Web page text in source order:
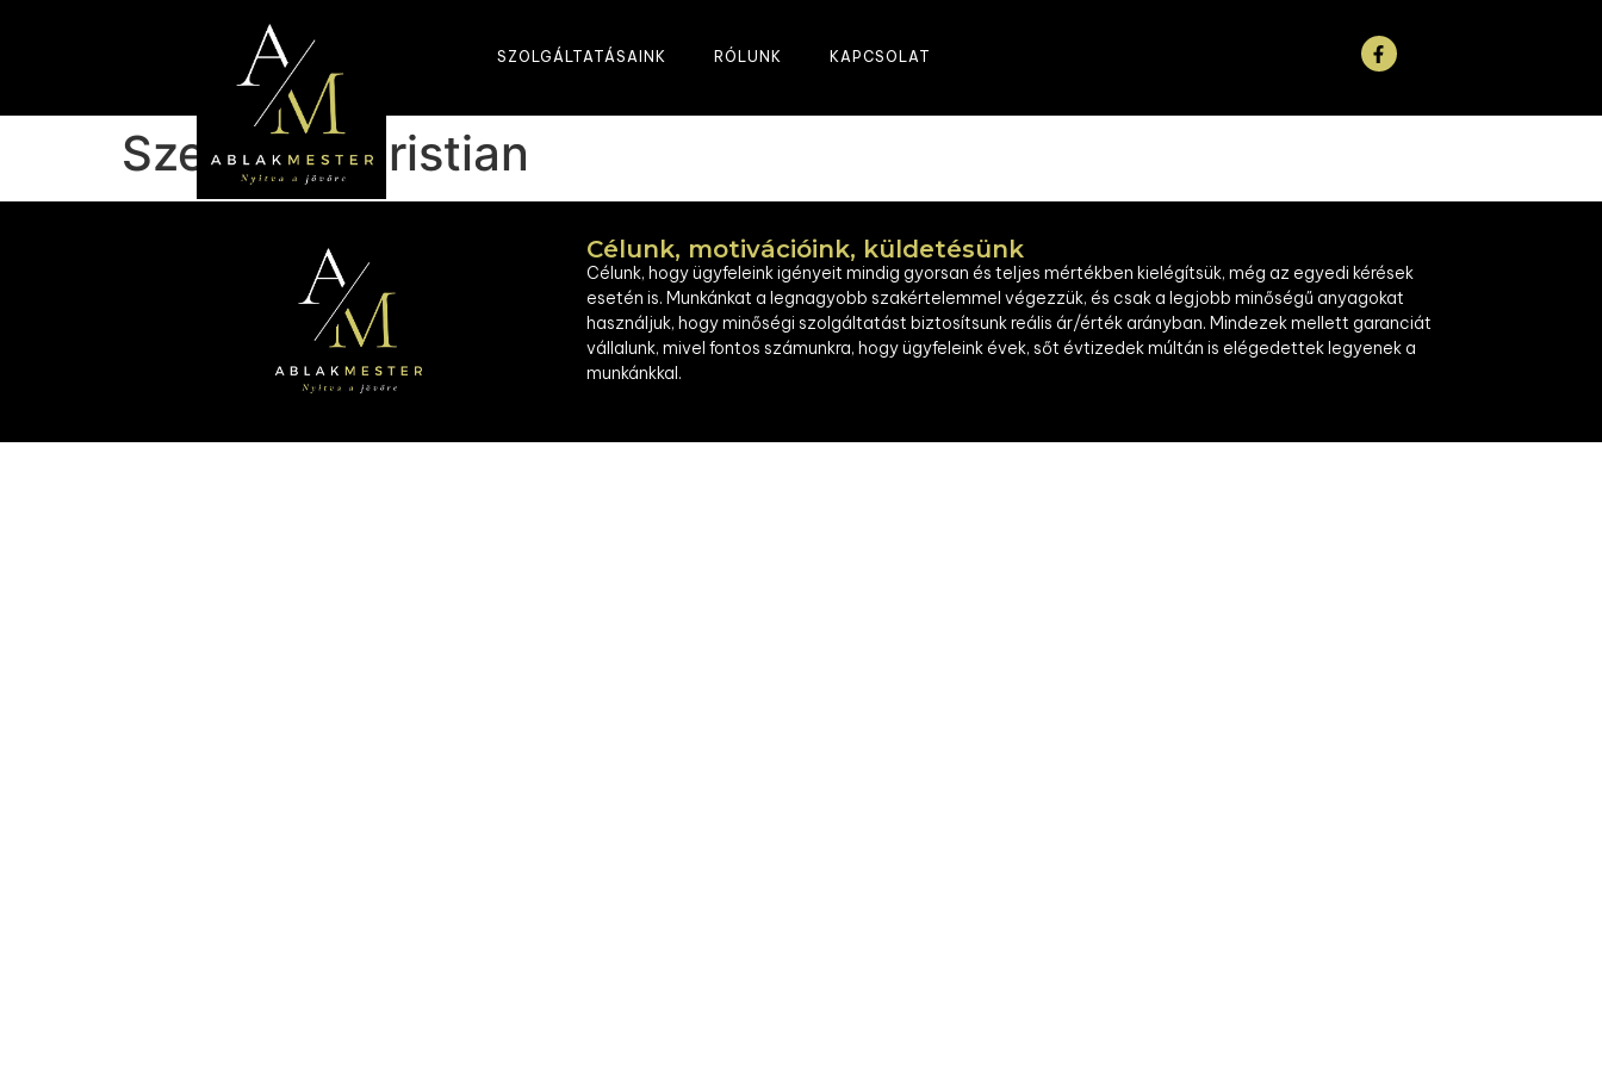
SZOLGÁLTATÁSAINK RÓLUNK KAPCSOLAT
Szerző:nchristian
Célunk, motivációink, küldetésünk
Célunk, hogy ügyfeleink igényeit mindig gyorsan és teljes mértékben kielégítsük, még az egyedi kérések
esetén is. Munkánkat a legnagyobb szakértelemmel végezzük, és csak a legjobb minőségű anyagokat
használjuk, hogy minőségi szolgáltatást biztosítsunk reális ár/érték arányban. Mindezek mellett garanciát
vállalunk, mivel fontos számunkra, hogy ügyfeleink évek, sőt évtizedek múltán is elégedettek legyenek a
munkánkkal.